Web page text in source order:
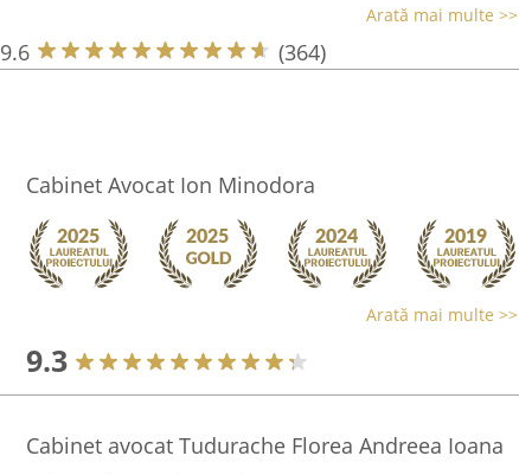
Arată mai multe >>
9.6 (364)
Cabinet Avocat Ion Minodora
Arată mai multe >>
9.3
Cabinet avocat Tudurache Florea Andreea Ioana